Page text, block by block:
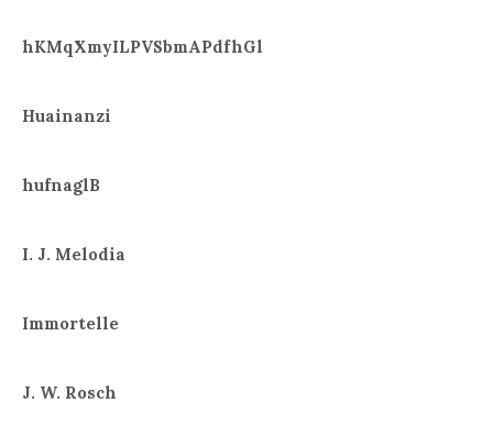
hKMqXmyILPVSbmAPdfhGl
Huainanzi
hufnaglB
I. J. Melodia
Immortelle
J. W. Rosch